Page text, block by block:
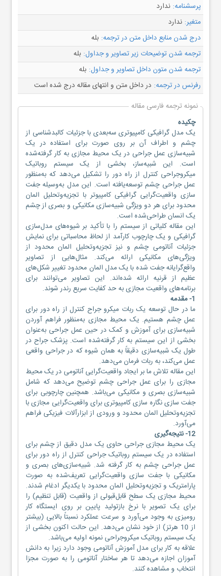
پرسشنامه: ندارد
متغیر: ندارد
درج شدن منابع داخل متن در ترجمه: بله
ترجمه شدن توضیحات زیر تصاویر و جداول: بله
ترجمه شدن متون داخل تصاویر و جداول: بله
رفرنس در ترجمه: در داخل متن و انتهای مقاله درج شده است
نمونه ترجمه فارسی مقاله
چکیده
یک مدل گرافیکی کامپیوتری سه‌بعدی با جزئیات کالبدشناسی از
چشم و اطراف آن بر روی صورت برای استفاده در یک
شبیه‌سازی عمل جراحی در یک محیط مجازی به کار گرفته‌شده
است. این شبیه‌ساز، بخشی از یک سیستم روباتیک
میکروجراحی کنترل از راه دور را تشکیل می‌دهد که به‌منظور
عمل جراحی چشم توسعه‌یافته است. این مدل به‌وسیله جفت
سازی واقعیت‌گرایی گرافیکی کامپیوتر با تجزیه‌وتحلیل المان
محدود برای هر دو ویژگی شبیه‌سازی مکانیکی و بصری از چشم
یک انسان طراحی‌شده است.
این مقاله کلیاتی از سیستم را با تأکید بر شیوه‌های مدل‌سازی
گرافیکی و یک چارچوب کارآمد از لحاظ محاسباتی برای نمایش
جزئیات آناتومی چشم و نیز تجزیه‌وتحلیل المان محدود از
ویژگی‌های مکانیکی ارائه می‌کند. مثال‌هایی از تصاویر
واقع‌گرایانه جفت شده با یک مدل المان محدود تغییر شکل‌های
عظیم از قرنیه ارائه شده‌اند. این تصاویر می‌توانند برای
برنامه‌های واقعیت مجازی به حد کفایت سریع رندر شوند.
1- مقدمه
ما در حال توسعه یک ربات میکرو جراح کنترل از راه دور برای
عمل چشم هستیم. یک محیط مجازی به‌منظور فراهم آوردن
شبیه‌سازی برای آموزش و کمک در حین عمل جراحی به‌عنوان
بخشی از این سیستم به کار گرفته‌شده است. پزشک جراح در
طول یک شبیه‌سازی دقیقاً به همان شیوه که در جراحی واقعی
عمل می‌کند، به ربات فرمان می‌دهد.
این مقاله تلاش ما بر ایجاد واقعیت‌گرایی آناتومی در یک محیط
مجازی را برای عمل جراحی چشم توضیح می‌دهد که شامل
شبیه‌سازی بصری و مکانیکی می‌باشد. همچنین چارچوبی برای
جفت سازی نگاره سازی کامپیوتری برای واقعیت‌گرایی مجازی با
تجزیه‌وتحلیل المان محدود و ورودی از ابزارآلات فیزیکی فراهم
می‌آورد.
12- نتیجه‌گیری
یک محیط مجازی جراحی حاوی یک مدل دقیق از چشم برای
استفاده در یک سیستم روباتیک جراحی کنترل از راه دور برای
عمل جراحی چشم به کار گرفته شد. شبیه‌سازی‌های بصری و
مکانیکی با جفت سازی واقعیت‌گرایی تعریف‌شده به صورت
پارامتریک و تجزیه‌وتحلیل المان محدود با یکدیگر ادغام شدند.
محیط مجازی یک سطح قابل‌قبولی از واقعیت (قابل تنظیم) را
برای یک تصویر با نرخ بازتولید پایین بر روی ایستگاه کار
رومیزی به وجود می‌آورد و سرعت عملکرد نسبتاً بالایی (بیشتر
از 10 هرتز) از خود نشان می‌دهد. این حالت اکنون بخشی از
یک سیستم روباتیک میکروجراحی نمونه اولیه می‌باشد.
علاقه به کار برای مدل آموزش آناتومی وجود دارد زیرا به دانش
آموزان اجازه می‌دهد تا هر ساختار آناتومی را به صورت مجزا
انتخاب و مشاهده کنند.